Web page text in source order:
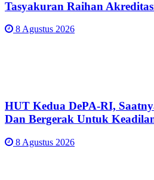
Tasyakuran Raihan
8 Agustus 2026
HUT Kedua DePA-RI,
Dan Bergerak Untuk
8 Agustus 2026